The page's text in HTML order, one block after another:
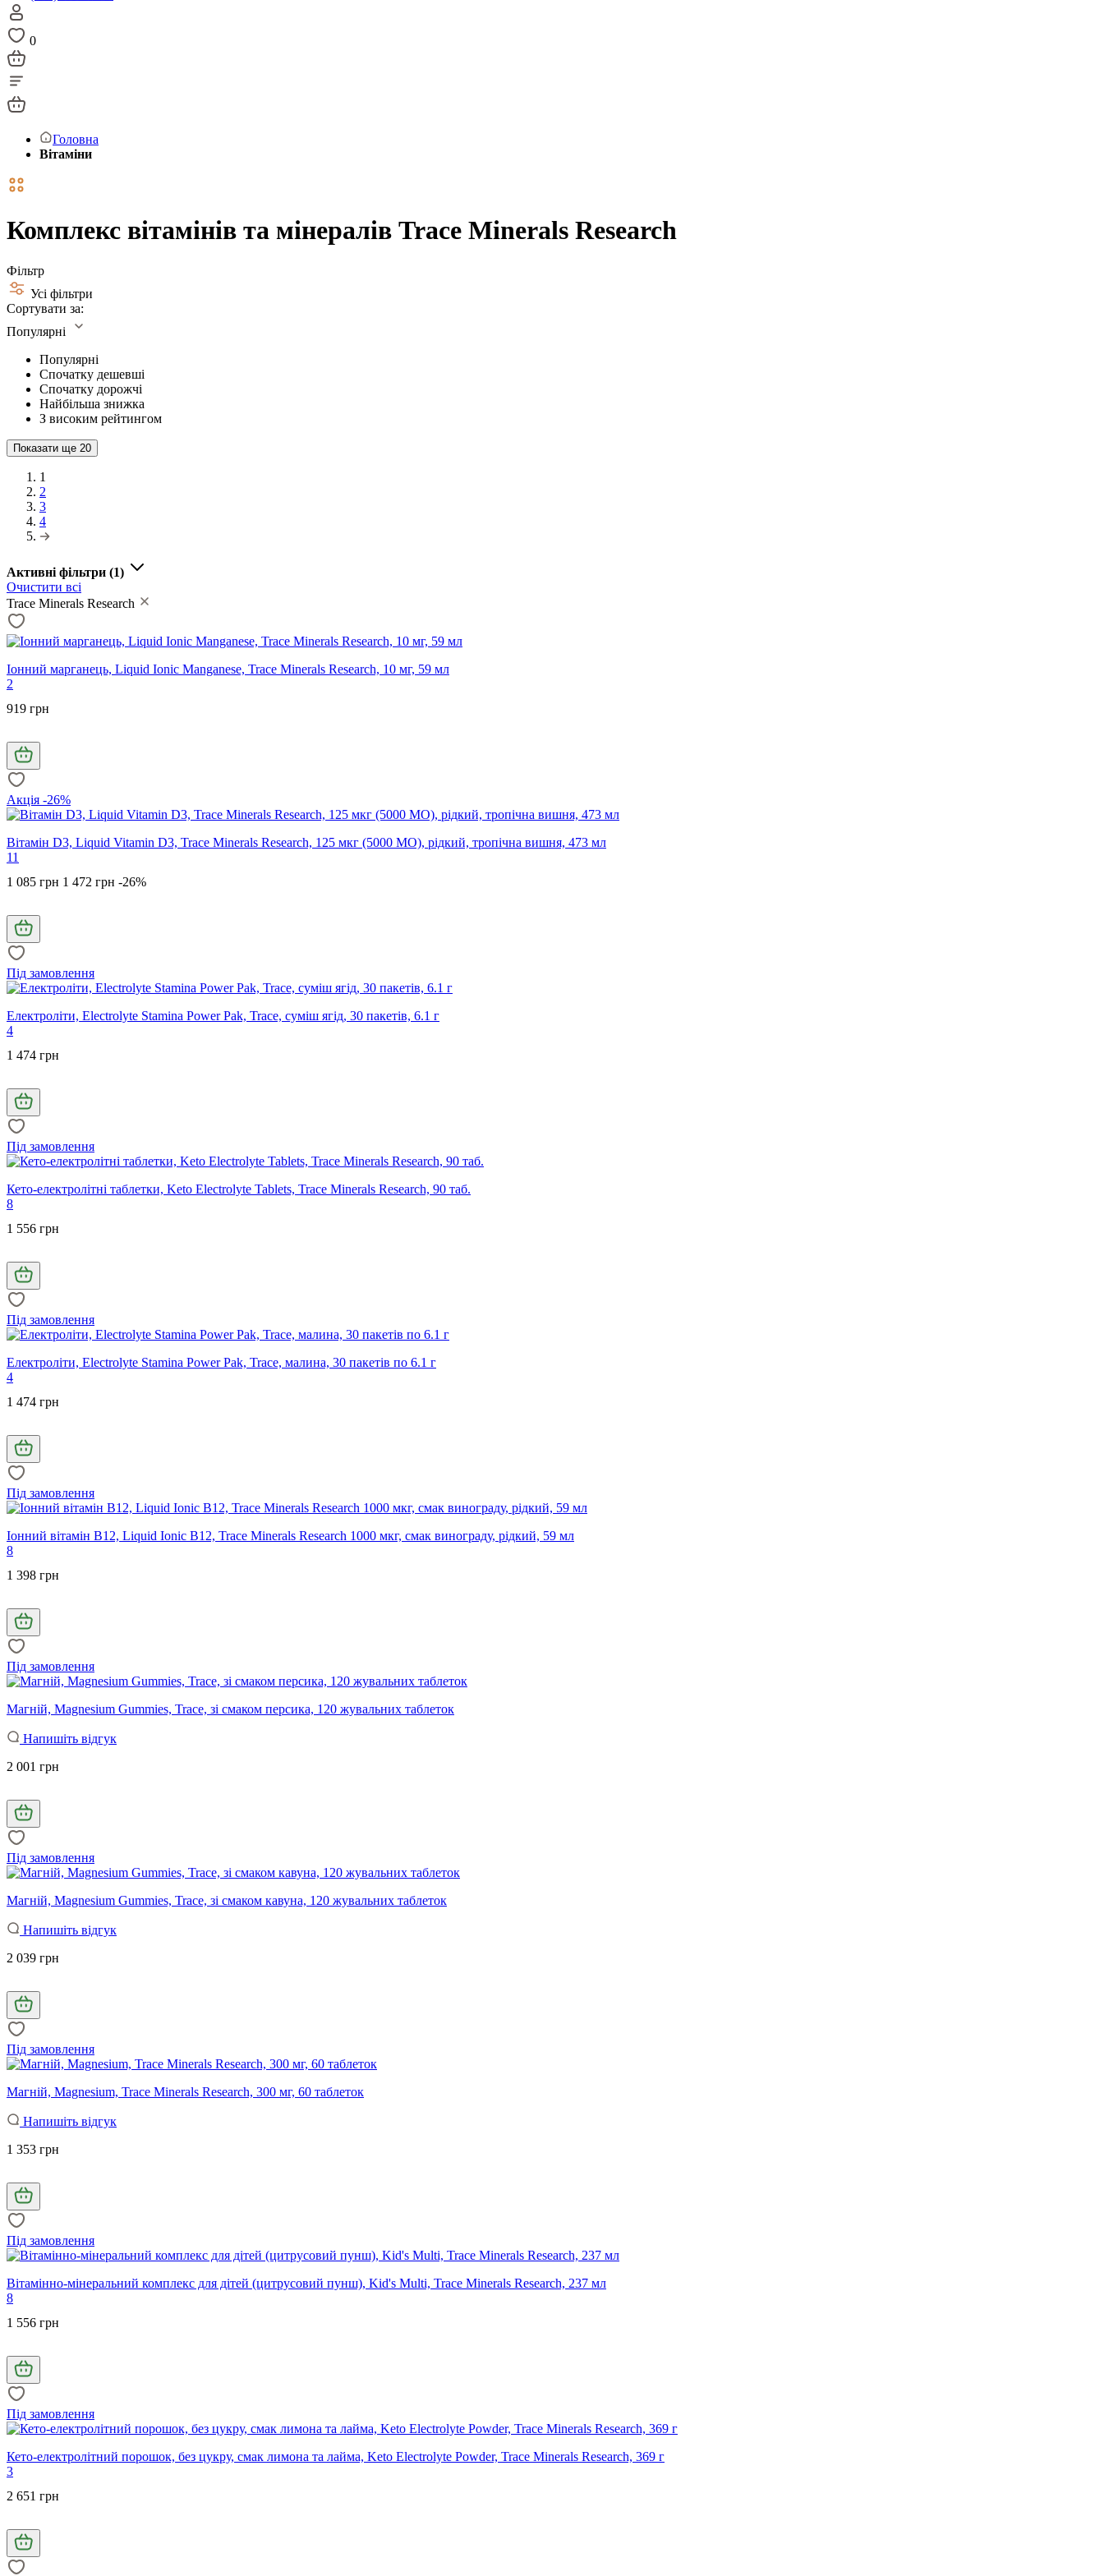
0
Головна
Вітаміни
Комплекс вітамінів та мінералів Trace Minerals Research
Фільтр
Усі фільтри
Сортувати за:
Популярні
Популярні
Спочатку дешевші
Спочатку дорожчі
Найбільша знижка
З високим рейтингом
Показати ще 20
1
2
3
4
Активні фільтри (1)
Очистити всі
Trace Minerals Research
Іонний марганець, Liquid Ionic Manganese, Trace Minerals Research, 10 мг, 59 мл
2
919 грн
Акція -26%
Вітамін D3, Liquid Vitamin D3, Trace Minerals Research, 125 мкг (5000 МО), рідкий, тропічна вишня, 473 мл
11
1 085 грн 1 472 грн -26%
Під замовлення
Електроліти, Electrolyte Stamina Power Pak, Trace, суміш ягід, 30 пакетів, 6.1 г
4
1 474 грн
Під замовлення
Кето-електролітні таблетки, Keto Electrolyte Tablets, Trace Minerals Research, 90 таб.
8
1 556 грн
Під замовлення
Електроліти, Electrolyte Stamina Power Pak, Trace, малина, 30 пакетів по 6.1 г
4
1 474 грн
Під замовлення
Іонний вітамін B12, Liquid Ionic B12, Trace Minerals Research 1000 мкг, смак винограду, рідкий, 59 мл
8
1 398 грн
Під замовлення
Магній, Magnesium Gummies, Trace, зі смаком персика, 120 жувальних таблеток
Напишіть відгук
2 001 грн
Під замовлення
Магній, Magnesium Gummies, Trace, зі смаком кавуна, 120 жувальних таблеток
Напишіть відгук
2 039 грн
Під замовлення
Магній, Magnesium, Trace Minerals Research, 300 мг, 60 таблеток
Напишіть відгук
1 353 грн
Під замовлення
Вітамінно-мінеральний комплекс для дітей (цитрусовий пунш), Kid's Multi, Trace Minerals Research, 237 мл
8
1 556 грн
Під замовлення
Кето-електролітний порошок, без цукру, смак лимона та лайма, Keto Electrolyte Powder, Trace Minerals Research, 369 г
3
2 651 грн